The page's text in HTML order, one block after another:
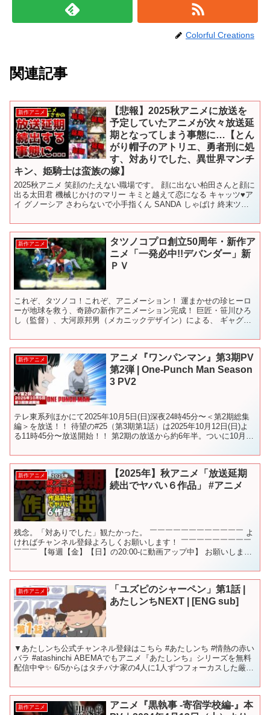
Colorful Creations
関連記事
新作アニメ
【悲報】2025秋アニメに放送を
予定していたアニメが次々放送延
期となってしまう事態に…【とん
がり帽子のアトリエ、勇者刑に処
す、対ありでした、異世界マンチ
キン、姫騎士は蛮族の嫁】
2025秋アニメ 笑顔のたえない職場です。 顔に出ない柏田さんと顔に
出る太田君 機械じかけのマリー キミと越えて恋になる キャッツ♥ア
イ グノーシア さわらないで小手指くん SANDA しゃばけ 終末ツー
新作アニメ
タツノコプロ創立50周年・新作ア
ニメ「一発必中!!デバンダー」新
ＰＶ
これぞ、タツノコ！これぞ、アニメーション！ 運まかせの珍ヒーロ
ーが地球を救う、奇跡の新作アニメーション完成！ 巨匠・笹川ひろ
し（監督）、大河原邦男（メカニックデザイン）による、 ギャグ＆
新作アニメ
アニメ『ワンパンマン』第3期PV
第2弾 | One-Punch Man Season
3 PV2
テレ東系列ほかにて2025年10月5日(日)深夜24時45分〜＜第2期総集
編＞を放送！！ 待望の#25（第3期第1話）は2025年10月12日(日)よ
る11時45分〜放送開始！！ 第2期の放送から約6年半。ついに10月5
新作アニメ
【2025年】秋アニメ「放送延期
続出でヤバい６作品」 #アニメ
残念。「対ありでした」観たかった。 ￣￣￣￣￣￣￣￣￣￣￣￣ よ
ければチャンネル登録よろしくお願いします！ ￣￣￣￣￣￣￣￣￣
￣￣￣ 【毎週【金】【日】の20:00-に動画アップ中】 お願いしま
新作アニメ
「ユズピのシャーペン」第1話 |
あたしンちNEXT | [ENG sub]
▼あたしンち公式チャンネル登録はこちら #あたしンち #情熱の赤い
バラ #atashinchi ABEMAでもアニメ『あたしンち』シリーズを無料
配信中🌹✨ 6/5からはタチバナ家の4人に1人ずつフォーカスした厳選
新作アニメ
アニメ『黒執事 -寄宿学校編-』本